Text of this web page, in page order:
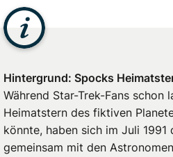
Hintergrund: Spocks
Während Star-Trek-Fans schon
Heimatstern des fiktiven
könnte, haben sich im Juli
gemeinsam mit den